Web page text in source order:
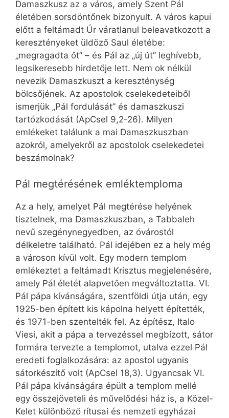
Damaszkusz az a város, amely Szent Pál
életében sorsdöntőnek bizonyult. A város kapui
előtt a feltámadt Úr váratlanul beleavatkozott a
keresztényeket üldöző Saul életébe:
„megragadta őt” – és Pál az „új út” leghívebb,
legsikeresebb hirdetője lett. Nem ok nélkül
nevezik Damaszkuszt a kereszténység
bölcsőjének. Az apostolok cselekedeteiből
ismerjük „Pál fordulását” és damaszkuszi
tartózkodását (ApCsel 9,2-26). Milyen
emlékeket találunk a mai Damaszkuszban
azokról, amelyekről az apostolok cselekedetei
beszámolnak?
Pál megtérésének emléktemploma
Az a hely, amelyet Pál megtérése helyének
tisztelnek, ma Damaszkuszban, a Tabbaleh
nevű szegénynegyedben, az óvárostól
délkeletre található. Pál idejében ez a hely még
a városon kívül volt. Egy modern templom
emlékeztet a feltámadt Krisztus megjelenésére,
amely Pál életét alapvetően megváltoztatta. VI.
Pál pápa kívánságára, szentföldi útja után, egy
1925-ben épített kis kápolna helyett építették,
és 1971-ben szentelték fel. Az építész, Italo
Viesi, akit a pápa a tervezéssel megbízott, sátor
formára tervezte a templomot, utalva ezzel Pál
eredeti foglalkozására: az apostol ugyanis
sátorkészítő volt (ApCsel 18,3). Ugyancsak VI.
Pál pápa kívánságára épült a templom mellé
egy összejöveteli és művelődési ház is, a Közel-
Kelet különböző rítusai és nemzeti egyházai